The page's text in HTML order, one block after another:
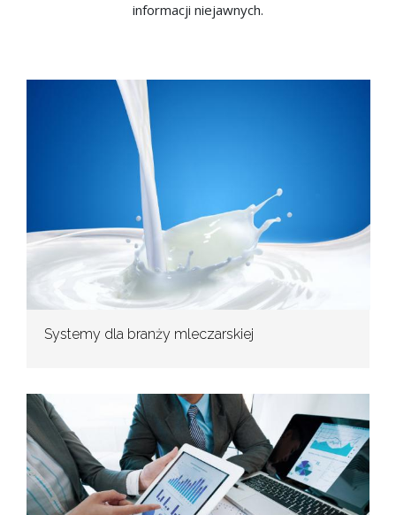
informacji niejawnych.
Systemy dla branży mleczarskiej